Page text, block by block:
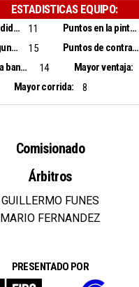
ESTADISTICAS EQUIPO:
Puntos de pérdidas: 11 Puntos en la pintura:
Puntos de segunda oportunidad:
15 Puntos de contra ataque:
Puntos de la banca:
14 Mayor ventaja:
Mayor corrida:
8
Comisionado
Árbitros
GUILLERMO FUNES
MARIO FERNANDEZ
PRESENTADO POR